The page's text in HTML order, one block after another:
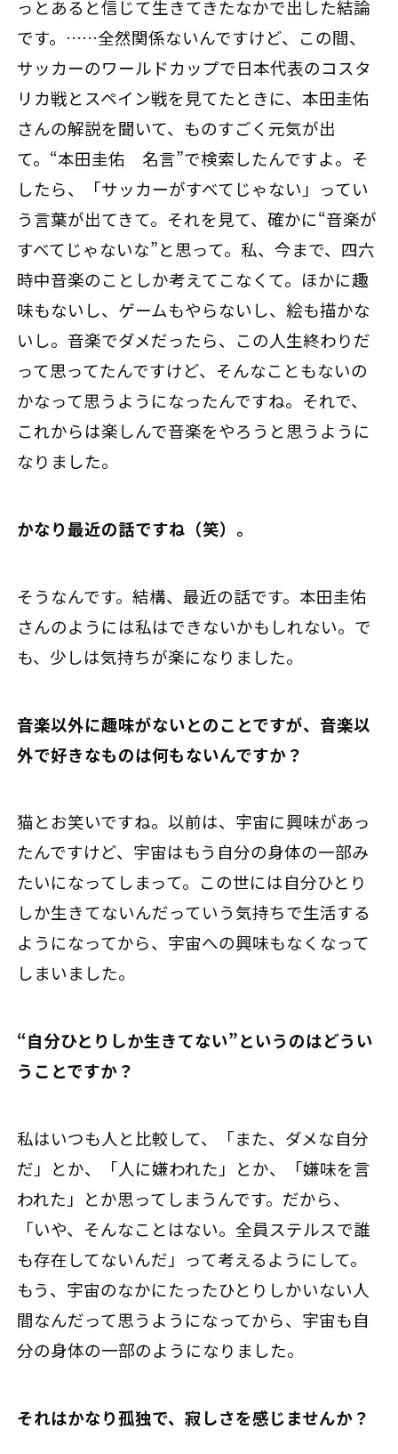
っとあると信じて生きてきたなかで出した結論
です。……全然関係ないんですけど、この間、
サッカーのワールドカップで日本代表のコスタ
リカ戦とスペイン戦を見てたときに、本田圭佑
さんの解説を聞いて、ものすごく元気が出
て。“本田圭佑 名言”で検索したんですよ。そ
したら、「サッカーがすべてじゃない」ってい
う言葉が出てきて。それを見て、確かに“音楽が
すべてじゃないな”と思って。私、今まで、四六
時中音楽のことしか考えてこなくて。ほかに趣
味もないし、ゲームもやらないし、絵も描かな
いし。音楽でダメだったら、この人生終わりだ
って思ってたんですけど、そんなこともないの
かなって思うようになったんですね。それで、
これからは楽しんで音楽をやろうと思うように
なりました。
――かなり最近の話ですね（笑）。
そうなんです。結構、最近の話です。本田圭佑
さんのようには私はできないかもしれない。で
も、少しは気持ちが楽になりました。
――音楽以外に趣味がないとのことですが、音楽以
外で好きなものは何もないんですか？
猫とお笑いですね。以前は、宇宙に興味があっ
たんですけど、宇宙はもう自分の身体の一部み
たいになってしまって。この世には自分ひとり
しか生きてないんだっていう気持ちで生活する
ようになってから、宇宙への興味もなくなって
しまいました。
――“自分ひとりしか生きてない”というのはどうい
うことですか？
私はいつも人と比較して、「また、ダメな自分
だ」とか、「人に嫌われた」とか、「嫌味を言
われた」とか思ってしまうんです。だから、
「いや、そんなことはない。全員ステルスで誰
も存在してないんだ」って考えるようにして。
もう、宇宙のなかにたったひとりしかいない人
間なんだって思うようになってから、宇宙も自
分の身体の一部のようになりました。
――それはかなり孤独で、寂しさを感じませんか？